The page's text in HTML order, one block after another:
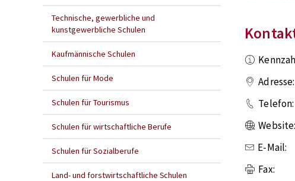
Technische, gewerbliche und
kunstgewerbliche Schulen
Kaufmännische Schulen
Schulen für Mode
Schulen für Tourismus
Schulen für wirtschaftliche Berufe
Schulen für Sozialberufe
Land- und forstwirtschaftliche Schulen
Adresse:
Telefon:
Website:
E-Mail:
Fax: